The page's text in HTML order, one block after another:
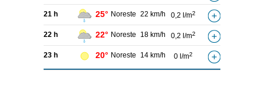
21 h 25° Noreste 22 km/h 0,2 l/m2
22 h 22° Noreste 18 km/h 0,2 l/m2
23 h 20° Noreste 14 km/h 0 l/m2